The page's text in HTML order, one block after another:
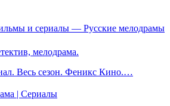
и сериалы — Русские мелодрамы
мелодрама.
Весь сезон. Феникс Кино.…
| Сериалы